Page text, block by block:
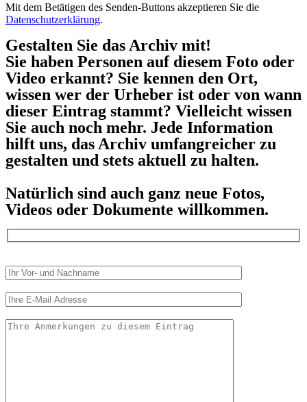
Mit dem Betätigen des Senden-Buttons akzeptieren Sie die
Datenschutzerklärung.
Gestalten Sie das Archiv mit!
Sie haben Personen auf diesem Foto oder
Video erkannt? Sie kennen den Ort,
wissen wer der Urheber ist oder von wann
dieser Eintrag stammt? Vielleicht wissen
Sie auch noch mehr. Jede Information
hilft uns, das Archiv umfangreicher zu
gestalten und stets aktuell zu halten.
Natürlich sind auch ganz neue Fotos,
Videos oder Dokumente willkommen.